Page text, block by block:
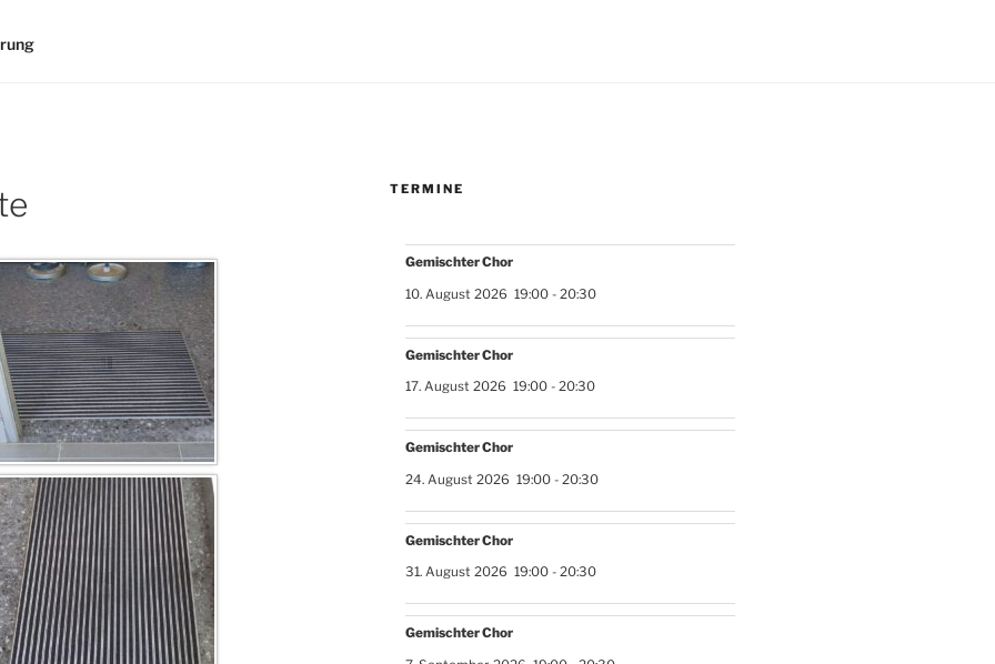
TERMINE
Gemischter Chor
10. August 2026 19:00- 20:30
Gemischter Chor
17. August 2026 19:00- 20:30
Gemischter Chor
24. August 2026 19:00- 20:30
Gemischter Chor
31. August 2026 19:00- 20:30
Gemischter Chor